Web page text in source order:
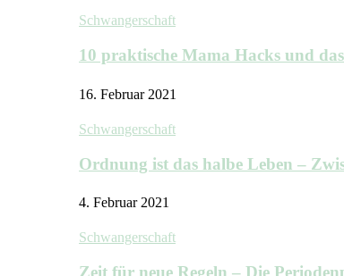
Schwangerschaft
10 praktische Mama Hacks und
16. Februar 2021
Schwangerschaft
Ordnung ist das halbe Leben –
4. Februar 2021
Schwangerschaft
Zeit für neue Regeln – Die